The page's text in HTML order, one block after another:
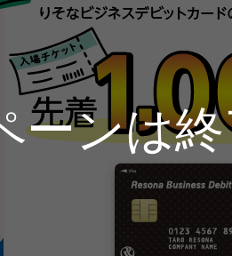
ーンは